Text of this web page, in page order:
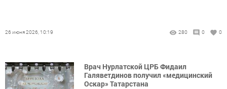
26 июня 2026, 10:19 280 0 0
Врач Нурлатской ЦРБ Фидаил
Галяветдинов получил «медицинский
Оскар» Татарстана